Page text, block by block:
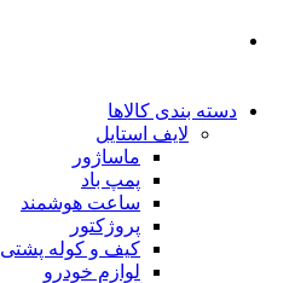
دسته بندی کالاها
لایف استایل
ماساژور
پمپ باد
ساعت هوشمند
پروژکتور
کیف و کوله پشتی
لوازم خودرو